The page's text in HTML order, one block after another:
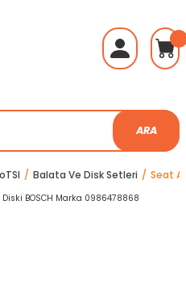
ARA
Balata Ve Disk Setleri Seat